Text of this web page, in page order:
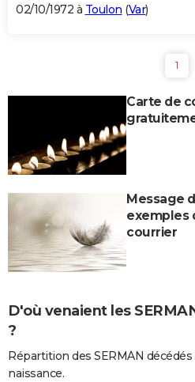
02/10/1972 à Toulon (Var)
1
Carte de
Message
exemples
courrier
D'où venaient les
?
Répartition des SERMAN
naissance.